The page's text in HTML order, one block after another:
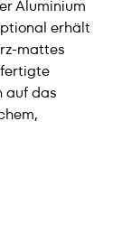
Aluminium
erhält
mattes
auf das